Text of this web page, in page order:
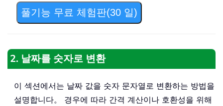
풀기능 무료 체험판(30 일)
2. 날짜를 숫자로 변환
이 섹션에서는 날짜 값을 숫자 문자열로 변환하는 방법을
설명합니다。 경우에 따라 간격 계산이나 호환성을 위해